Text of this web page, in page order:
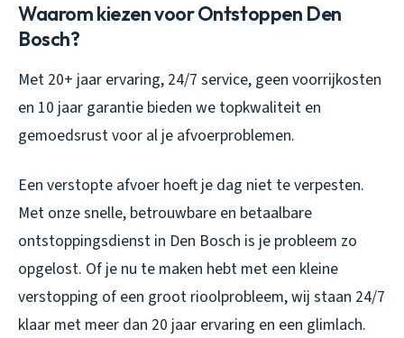
Waarom kiezen voor Ontstoppen Den
Bosch?
Met 20+ jaar ervaring, 24/7 service, geen voorrijkosten
en 10 jaar garantie bieden we topkwaliteit en
gemoedsrust voor al je afvoerproblemen.
Een verstopte afvoer hoeft je dag niet te verpesten.
Met onze snelle, betrouwbare en betaalbare
ontstoppingsdienst in Den Bosch is je probleem zo
opgelost. Of je nu te maken hebt met een kleine
verstopping of een groot rioolprobleem, wij staan 24/7
klaar met meer dan 20 jaar ervaring en een glimlach.